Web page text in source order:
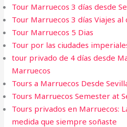
Tour Marruecos 3 días desde
Tour Marruecos 3 días Viajes
Tour Marruecos 5 Dias
Tour por las ciudades
tour privado de 4 días desde
Marruecos
Tours a Marruecos Desde
Tours Marruecos Semester at
Tours privados en Marruecos:
medida que siempre soñaste